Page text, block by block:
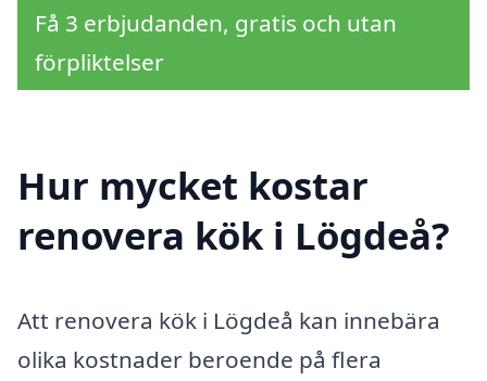
Få 3 erbjudanden, gratis och utan
förpliktelser
Hur mycket kostar
renovera kök i Lögdeå?
Att renovera kök i Lögdeå kan innebära
olika kostnader beroende på flera